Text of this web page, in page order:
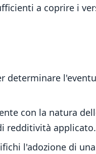
a coprire i
determinare
con la natura
redditività applicato.
l'adozione di